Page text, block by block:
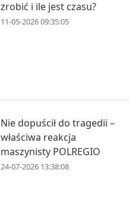
zrobić i ile jest czasu?
11-05-2026 09:35:05
Nie dopuścił do tragedii –
właściwa reakcja
maszynisty POLREGIO
24-07-2026 13:38:08